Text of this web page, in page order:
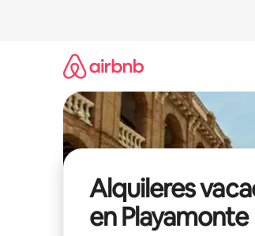
Alquileres
en Playamonte